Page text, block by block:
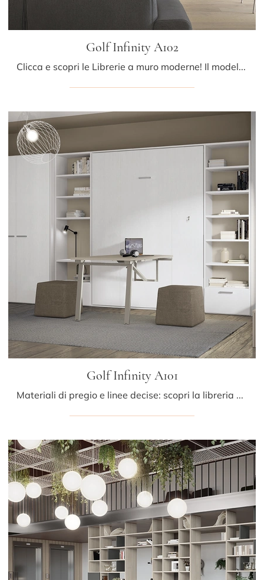
Golf Infinity A102
Clicca e scopri le Librerie a muro moderne! Il modello Golf Infinity A102 Colombini Casa saprà ultimare un living pratico e dinamico.
Golf Infinity A101
Materiali di pregio e linee decise: scopri la libreria Golf Infinity A101 di Colombini Casa tra le più belle Librerie moderne a muro.